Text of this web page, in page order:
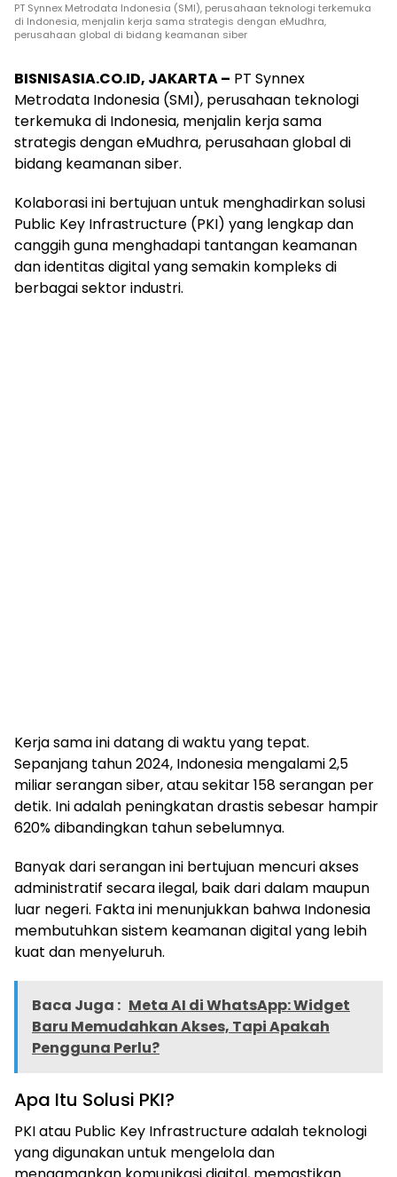
PT Synnex Metrodata Indonesia (SMI), perusahaan teknologi terkemuka
di Indonesia, menjalin kerja sama strategis dengan eMudhra,
perusahaan global di bidang keamanan siber
BISNISASIA.CO.ID, JAKARTA – PT Synnex
Metrodata Indonesia (SMI), perusahaan teknologi
terkemuka di Indonesia, menjalin kerja sama
strategis dengan eMudhra, perusahaan global di
bidang keamanan siber.
Kolaborasi ini bertujuan untuk menghadirkan solusi
Public Key Infrastructure (PKI) yang lengkap dan
canggih guna menghadapi tantangan keamanan
dan identitas digital yang semakin kompleks di
berbagai sektor industri.
Kerja sama ini datang di waktu yang tepat.
Sepanjang tahun 2024, Indonesia mengalami 2,5
miliar serangan siber, atau sekitar 158 serangan per
detik. Ini adalah peningkatan drastis sebesar hampir
620% dibandingkan tahun sebelumnya.
Banyak dari serangan ini bertujuan mencuri akses
administratif secara ilegal, baik dari dalam maupun
luar negeri. Fakta ini menunjukkan bahwa Indonesia
membutuhkan sistem keamanan digital yang lebih
kuat dan menyeluruh.
Baca Juga : Meta AI di WhatsApp: Widget
Baru Memudahkan Akses, Tapi Apakah
Pengguna Perlu?
Apa Itu Solusi PKI?
PKI atau Public Key Infrastructure adalah teknologi
yang digunakan untuk mengelola dan